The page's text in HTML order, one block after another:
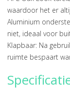
waardoor het er
Aluminium
niet, ideaal voor
Klapbaar: Na
ruimte bespaart